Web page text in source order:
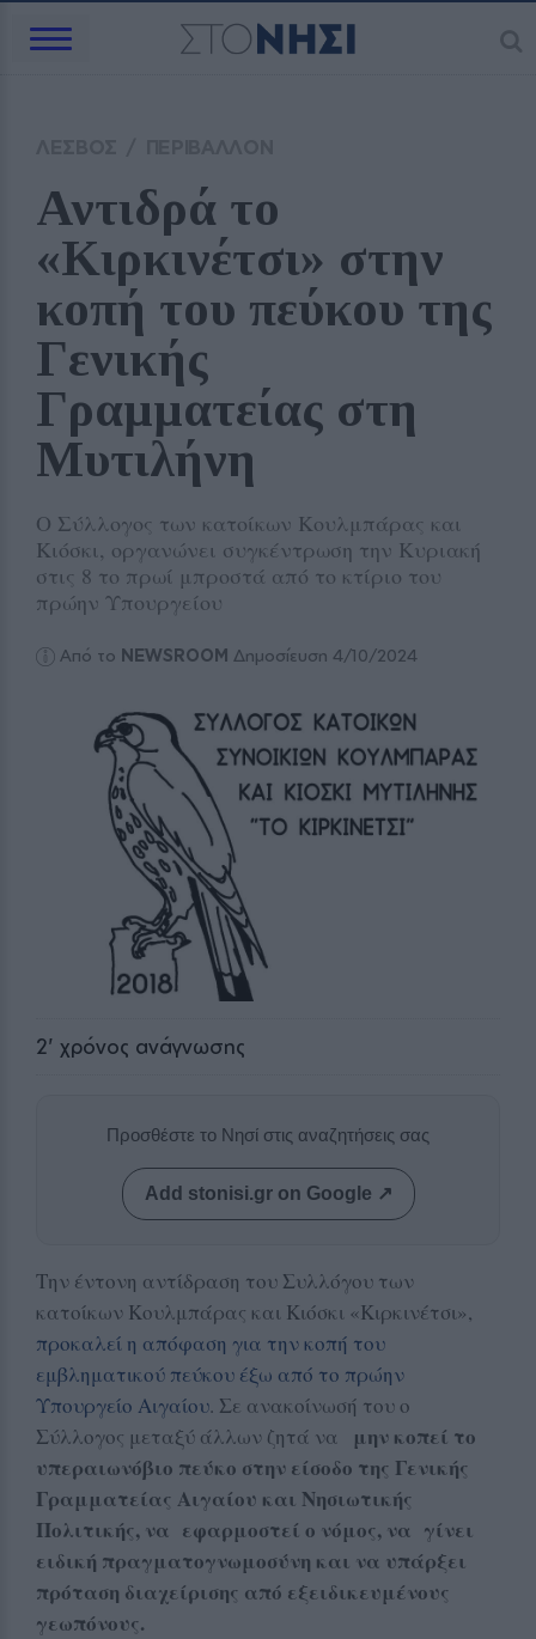
Αντιδρά το
«Κιρκινέτσι» στην
κοπή του πεύκου της
Γενικής
Γραμματείας στη
Μυτιλήνη
Ο Σύλλογος των κατοίκων Κουλμπάρας και
Κιόσκι, οργανώνει συγκέντρωση την Κυριακή
στις 8 το πρωί μπροστά από το κτίριο του
πρώην Υπουργείου
Από το NEWSROOM Δημοσίευση 4/10/2024
2' χρόνος ανάγνωσης
Προσθέστε το Νησί στις αναζητήσεις σας
Add stonisi.gr on Google ↗
Την έντονη αντίδραση του Συλλόγου των
κατοίκων Κουλμπάρας και Κιόσκι «Κιρκινέτσι»,
προκαλεί η απόφαση για την κοπή του
εμβληματικού πεύκου έξω από το πρώην
Υπουργείο Αιγαίου. Σε ανακοίνωσή του ο
Σύλλογος μεταξύ άλλων ζητά να
μην κοπεί το
υπεραιωνόβιο πεύκο στην είσοδο της Γενικής
Γραμματείας Αιγαίου και Νησιωτικής
Πολιτικής, να εφαρμοστεί ο νόμος, να γίνει
ειδική πραγματογνωμοσύνη και να υπάρξει
πρόταση διαχείρισης από εξειδικευμένους
γεωπόνους.